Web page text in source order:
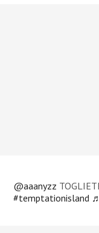
@aaanyzz
#temptationisland